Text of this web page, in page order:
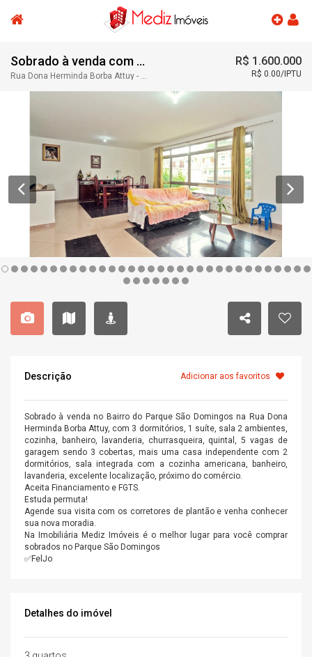
Sobrado à venda com 3 quartos, 300 m²
Rua Dona Herminda Borba Attuy - Parque São Domingos
R$ 1.600.000
R$ 0.00/IPTU
Descrição Adicionar aos favoritos
Sobrado à venda no Bairro do Parque São Domingos na Rua Dona
Herminda Borba Attuy, com 3 dormitórios, 1 suíte, sala 2 ambientes,
cozinha, banheiro, lavanderia, churrasqueira, quintal, 5 vagas de
garagem sendo 3 cobertas, mais uma casa independente com 2
dormitórios, sala integrada com a cozinha americana, banheiro,
lavanderia, excelente localização, próximo do comércio.
Aceita Financiamento e FGTS.
Estuda permuta!
Agende sua visita com os corretores de plantão e venha conhecer
sua nova moradia.
Na Imobiliária Mediz Imóveis é o melhor lugar para você comprar
sobrados no Parque São Domingos
✅FelJo
Detalhes do imóvel